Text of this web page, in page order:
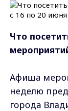
Что
Афиша
неделю
города